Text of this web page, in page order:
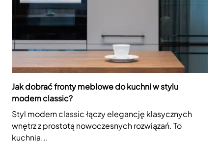
Jak dobrać fronty meblowe do kuchni w stylu
modern classic?
Styl modern classic łączy elegancję klasycznych
wnętrz z prostotą nowoczesnych rozwiązań. To
kuchnia...